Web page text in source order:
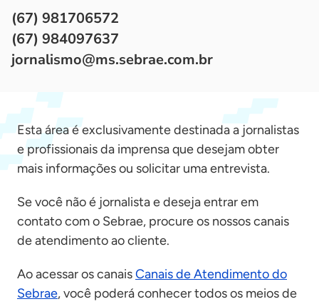
(67) 981706572
(67) 984097637
jornalismo@ms.sebrae.com.br
Esta área é exclusivamente destinada a jornalistas
e profissionais da imprensa que desejam obter
mais informações ou solicitar uma entrevista.
Se você não é jornalista e deseja entrar em
contato com o Sebrae, procure os nossos canais
de atendimento ao cliente.
Ao acessar os canaisCanais de Atendimento do
Sebrae, você poderá conhecer todos os meios de